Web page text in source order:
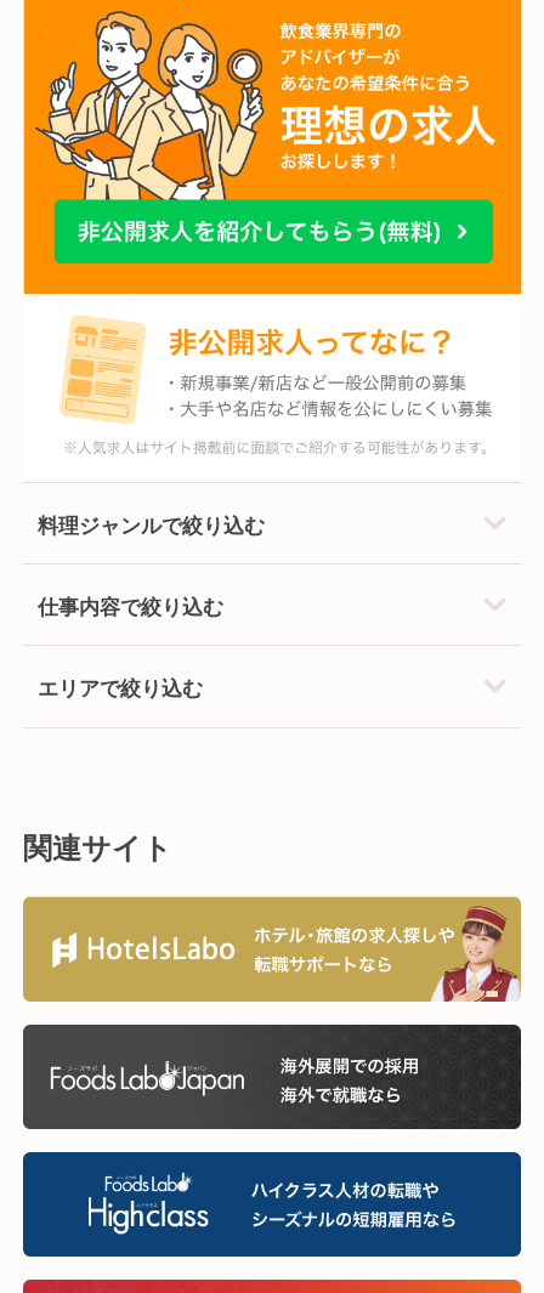
料理ジャンルで絞り込む
仕事内容で絞り込む
エリアで絞り込む
関連サイト